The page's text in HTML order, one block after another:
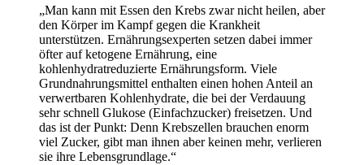
„Man kann mit Essen den Krebs zwar nicht heilen, aber
den Körper im Kampf gegen die Krankheit
unterstützen. Ernährungsexperten setzen dabei immer
öfter auf ketogene Ernährung, eine
kohlenhydratreduzierte Ernährungsform. Viele
Grundnahrungsmittel enthalten einen hohen Anteil an
verwertbaren Kohlenhydrate, die bei der Verdauung
sehr schnell Glukose (Einfachzucker) freisetzen. Und
das ist der Punkt: Denn Krebszellen brauchen enorm
viel Zucker, gibt man ihnen aber keinen mehr, verlieren
sie ihre Lebensgrundlage.“